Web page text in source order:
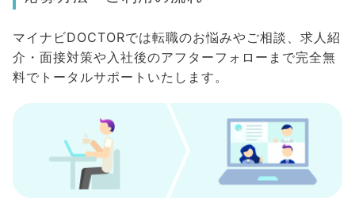
マイナビDOCTORでは転職のお悩みやご相談、求人紹
介・面接対策や入社後のアフターフォローまで完全無
料でトータルサポートいたします。